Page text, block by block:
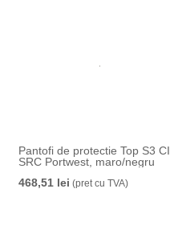
Pantofi de protectie Top S3 CI
SRC Portwest, maro/negru
468,51 lei (pret cu TVA)